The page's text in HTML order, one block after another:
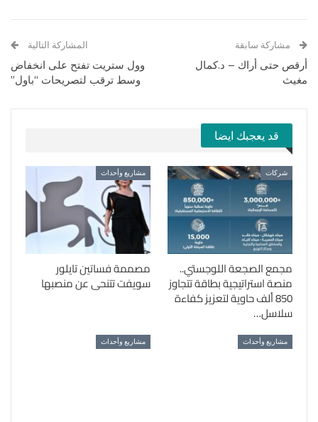
مشاركة سابقة
أرقص حتى أراك – د.كمال
مغيث
المشاركة التالية
وول ستريت تفتح على انخفاض
وسط ترقب لتصريحات “باول”
قد يعجبك ايضا
شركات
مجمع الصجعة اللوجستي..
منصة استراتيجية بطاقة تتجاوز
850 ألف حاوية لتعزيز كفاءة
سلاسل…
مشاريع وأحداث
مصممة فساتين تايلور
سويفت تتنحى عن منصبها
مشاريع وأحداث مشاريع وأحداث